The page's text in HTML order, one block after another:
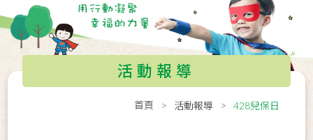
活動報導
首頁 活動報導 428兒保日